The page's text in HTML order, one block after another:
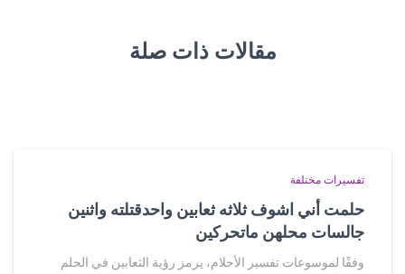
مقالات ذات صلة
تفسيرات مختلفة
حلمت أني اشوف ثلاثه ثعابين واحدقتلته واثنين
جالسات محلهن ماتحركين
وفقًا لموسوعات تفسير الأحلام، يرمز رؤية الثعابين في الحلم